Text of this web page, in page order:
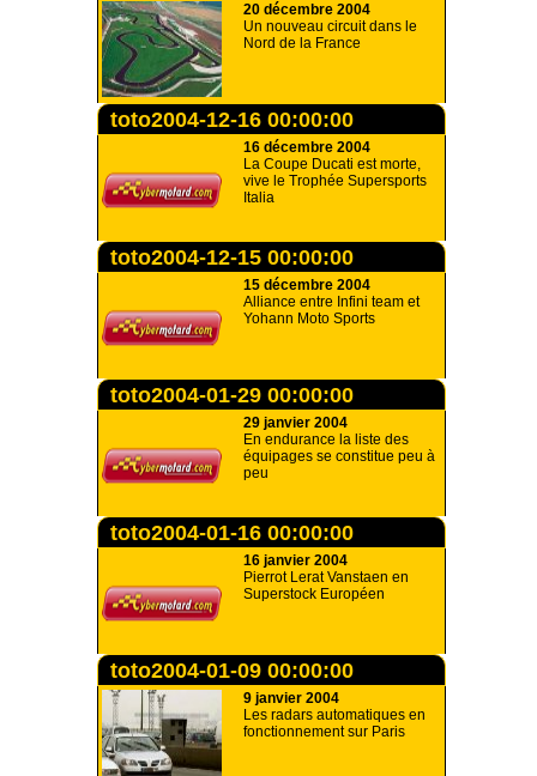
20 décembre 2004
Un nouveau circuit dans le
Nord de la France
toto2004-12-16 00:00:00
16 décembre 2004
La Coupe Ducati est morte,
vive le Trophée Supersports
Italia
toto2004-12-15 00:00:00
15 décembre 2004
Alliance entre Infini team et
Yohann Moto Sports
toto2004-01-29 00:00:00
29 janvier 2004
En endurance la liste des
équipages se constitue peu à
peu
toto2004-01-16 00:00:00
16 janvier 2004
Pierrot Lerat Vanstaen en
Superstock Européen
toto2004-01-09 00:00:00
9 janvier 2004
Les radars automatiques en
fonctionnement sur Paris